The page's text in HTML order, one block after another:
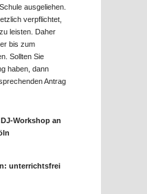
ausgeliehen.
verpflichtet,
leisten. Daher
bis zum
Sollten Sie
haben, dann
Antrag
Workshop an
unterrichtsfrei